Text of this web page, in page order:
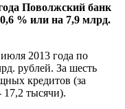
Поволжский банк
% или на 7,9 млрд.
2013 года по
рублей. За шесть
кредитов (за
тысячи).